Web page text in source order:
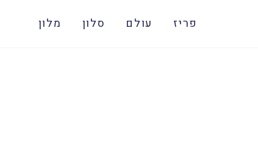
פריז עולם סלון מלון